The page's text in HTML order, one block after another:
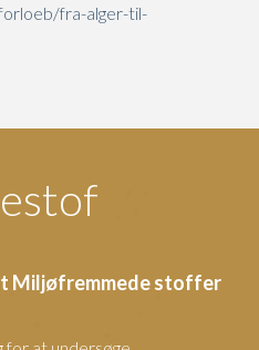
fra-alger-til-
Miljøfremmede stoffer